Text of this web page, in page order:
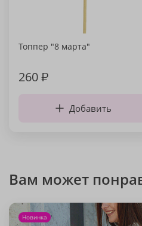
Топпер "8 марта"
260₽
Добавить
Вам может
Новинка